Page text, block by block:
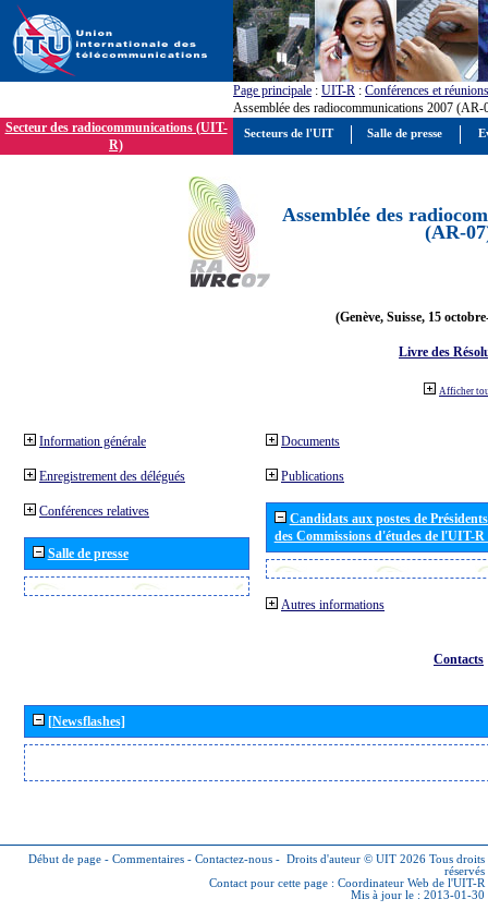
Page principale : UIT-R : Conférences et réunions
Assemblée des radiocommunications 2007 (AR-
Secteur des radiocommunications (UIT-
R)
Assemblée des
(AR-
(Genève, Suisse, 15
Livre des
Afficher
Information générale
Enregistrement des délégués
Conférences relatives
Salle de presse
Documents
Publications
Candidats aux postes de
des Commissions d'études de l'UIT-
Autres informations
Contacts
[Newsflashes]
Début de page - Commentaires - Contactez-nous - Droits d'auteur © UIT 2026 Tous droits
réservés
Contact pour cette page : Coordinateur Web de l'UIT-R
Mis à jour le : 2013-01-30
Secteurs de l'UIT Salle de presse